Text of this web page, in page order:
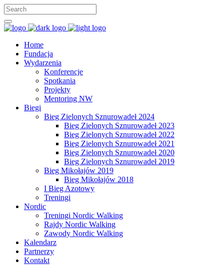
Home
Fundacja
Wydarzenia
Konferencje
Spotkania
Projekty
Mentoring NW
Biegi
Bieg Zielonych Sznurowadeł 2024
Bieg Zielonych Sznurowadeł 2023
Bieg Zielonych Sznurowadeł 2022
Bieg Zielonych Sznurowadeł 2021
Bieg Zielonych Sznurowadeł 2020
Bieg Zielonych Sznurowadeł 2019
Bieg Mikołajów 2019
Bieg Mikołajów 2018
I Bieg Azotowy
Treningi
Nordic
Treningi Nordic Walking
Rajdy Nordic Walking
Zawody Nordic Walking
Kalendarz
Partnerzy
Kontakt